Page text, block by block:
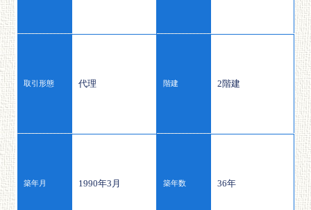
取引形態 代理 階建 2階建
築年月 1990年3月 築年数 36年